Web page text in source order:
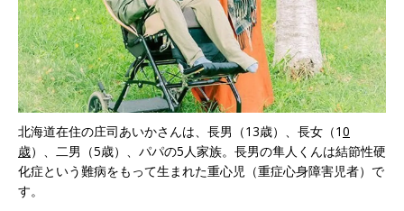
北海道在住の庄司あいかさんは、長男（13歳）、長女（10
歳）、二男（5歳）、パパの5人家族。長男の隼人くんは結節性硬
化症という難病をもって生まれた重心児（重症心身障害児者）で
す。